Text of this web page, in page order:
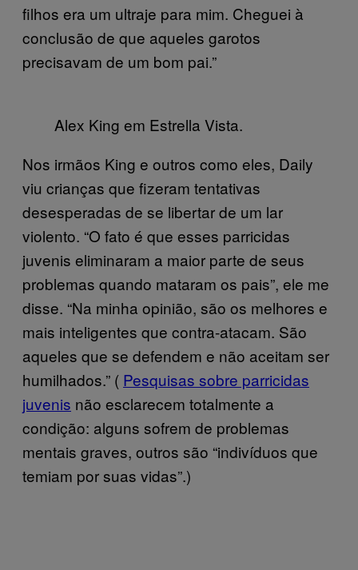
filhos era um ultraje para mim. Cheguei à
conclusão de que aqueles garotos
precisavam de um bom pai.”
Alex King em Estrella Vista.
Nos irmãos King e outros como eles, Daily
viu crianças que fizeram tentativas
desesperadas de se libertar de um lar
violento. “O fato é que esses parricidas
juvenis eliminaram a maior parte de seus
problemas quando mataram os pais”, ele me
disse. “Na minha opinião, são os melhores e
mais inteligentes que contra-atacam. São
aqueles que se defendem e não aceitam ser
humilhados.” ( Pesquisas sobre parricidas
juvenis não esclarecem totalmente a
condição: alguns sofrem de problemas
mentais graves, outros são “indivíduos que
temiam por suas vidas”.)